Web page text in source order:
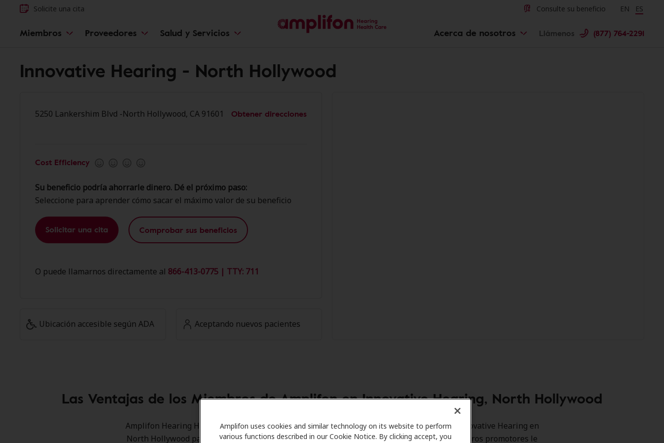
Amplifon uses cookies and similar technology on its website to perform
various functions described in our Cookie Notice. By clicking accept, you
Solicite una cita Consulte su beneficio Change
EN ES
Miembros Proveedores Salud y Servicios Acerca de nosotros Llámenos (877) 764-2291
Innovative Hearing - North Hollywood
5250 Lankershim Blvd -North Hollywood, CA 91601 Obtener direcciones
Cost Efficiency
Su beneficio podría ahorrarle dinero. Dé el próximo paso:
Seleccione para aprender cómo sacar el máximo valor de su beneficio
Solicitar una cita Comprobar sus beneficios
O puede llamarnos directamente al 866-413-0775 | TTY: 711
Ubicación accesible según ADA Aceptando nuevos pacientes
Las Ventajas de los Miembros de Amplifon en Innovative Hearing, North Hollywood
Amplifon Hearing Health Care se asocia con muchos planes de beneficios y clínicas como Innovative Hearing en
North Hollywood para ofrecer descuentos especiales en audífonos y atención auditiva. Nuestros promotores le